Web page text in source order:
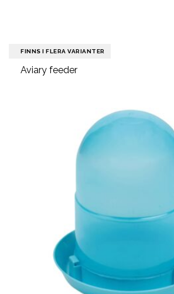
FINNS I FLERA VARIANTER
Aviary feeder